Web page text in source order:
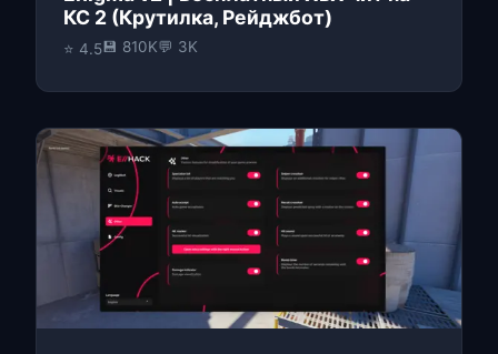
КС 2 (Крутилка, Рейджбот)
⭐ 4.5💾 810K💬 3K